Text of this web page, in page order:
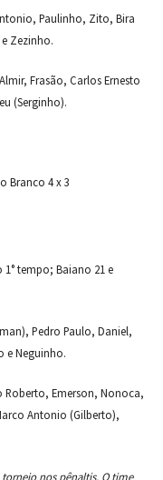
Paulinho, Zito, Bira
Zezinho.
Frasão, Carlos Ernesto
(Serginho).
Branco 4 x 3
tempo; Baiano 21 e
Pedro Paulo, Daniel,
e Neguinho.
Roberto, Emerson, Nonoca,
Antonio (Gilberto),
nos pênaltis. O time